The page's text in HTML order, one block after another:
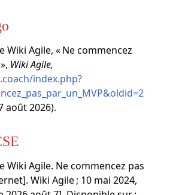
Wiki Agile, « Ne commencez
Wiki Agile,
index.php?
août 2026).
Wiki Agile. Ne commencez pas
Wiki Agile ; 10 mai 2024,